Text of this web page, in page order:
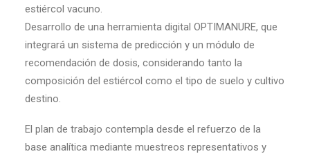
estiércol vacuno.
Desarrollo de una herramienta digital OPTIMANURE, que
integrará un sistema de predicción y un módulo de
recomendación de dosis, considerando tanto la
composición del estiércol como el tipo de suelo y cultivo
destino.
El plan de trabajo contempla desde el refuerzo de la
base analítica mediante muestreos representativos y